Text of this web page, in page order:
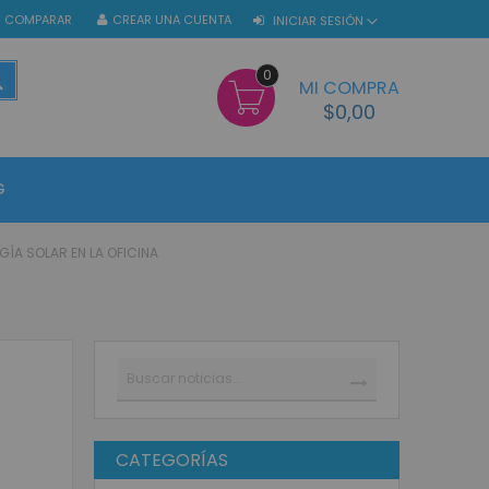
COMPARAR INICIAR SESIÓN
CREAR UNA CUENTA
MI COMPRA
$0,00
0
SOLAR EN LA OFICINA
CATEGORÍAS